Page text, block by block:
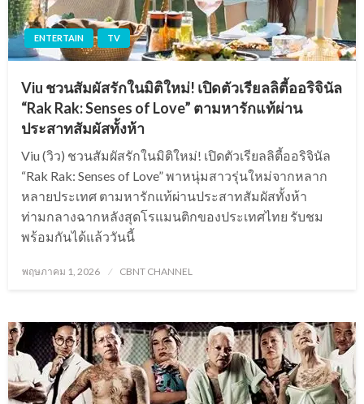
ENTERTAIN TV
Viu ชวนสัมผัสรักในมิติใหม่! เปิดตัวเรียลลิตี้ออริจินัล
“Rak Rak: Senses of Love” ตามหารักแท้ผ่าน
ประสาทสัมผัสทั้งห้า
Viu (วิว) ชวนสัมผัสรักในมิติใหม่! เปิดตัวเรียลลิตี้ออริจินัล
“Rak Rak: Senses of Love” พาหนุ่มสาวรุ่นใหม่จากหลาก
หลายประเทศ ตามหารักแท้ผ่านประสาทสัมผัสทั้งห้า
ท่ามกลางฉากหลังสุดโรแมนติกของประเทศไทย รับชม
พร้อมกันได้แล้ววันนี้
Posted
พฤษภาคม 1, 2026 CBNT CHANNEL